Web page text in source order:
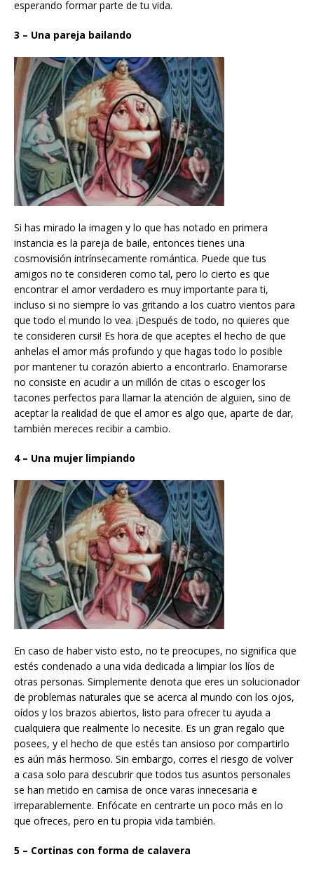
esperando formar parte de tu vida.
3 – Una pareja bailando
Si has mirado la imagen y lo que has notado en primera
instancia es la pareja de baile, entonces tienes una
cosmovisión intrínsecamente romántica. Puede que tus
amigos no te consideren como tal, pero lo cierto es que
encontrar el amor verdadero es muy importante para ti,
incluso si no siempre lo vas gritando a los cuatro vientos para
que todo el mundo lo vea. ¡Después de todo, no quieres que
te consideren cursi! Es hora de que aceptes el hecho de que
anhelas el amor más profundo y que hagas todo lo posible
por mantener tu corazón abierto a encontrarlo. Enamorarse
no consiste en acudir a un millón de citas o escoger los
tacones perfectos para llamar la atención de alguien, sino de
aceptar la realidad de que el amor es algo que, aparte de dar,
también mereces recibir a cambio.
4 – Una mujer limpiando
En caso de haber visto esto, no te preocupes, no significa que
estés condenado a una vida dedicada a limpiar los líos de
otras personas. Simplemente denota que eres un solucionador
de problemas naturales que se acerca al mundo con los ojos,
oídos y los brazos abiertos, listo para ofrecer tu ayuda a
cualquiera que realmente lo necesite. Es un gran regalo que
posees, y el hecho de que estés tan ansioso por compartirlo
es aún más hermoso. Sin embargo, corres el riesgo de volver
a casa solo para descubrir que todos tus asuntos personales
se han metido en camisa de once varas innecesaria e
irreparablemente. Enfócate en centrarte un poco más en lo
que ofreces, pero en tu propia vida también.
5 – Cortinas con forma de calavera